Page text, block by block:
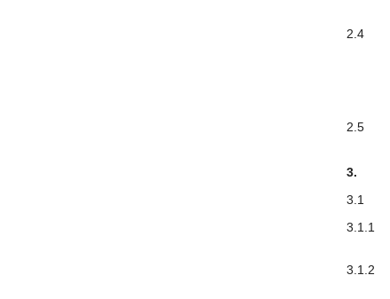
2.4
2.5
3.
3.1
3.1.1
3.1.2